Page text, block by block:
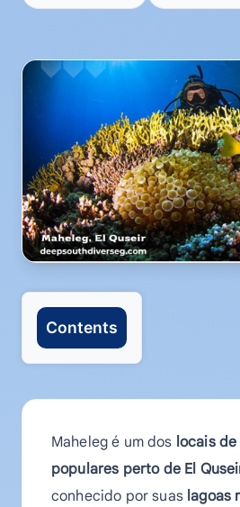
Contents
Maheleg é um dos locais
populares perto de El
conhecido por suas lagoas